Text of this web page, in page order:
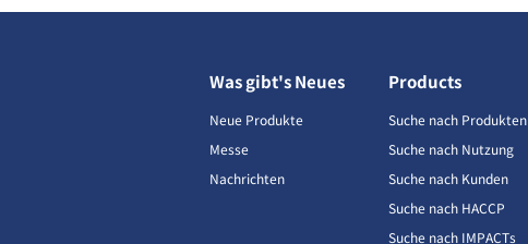
Was gibt's Neues
Neue Produkte
Messe
Nachrichten
Products
Suche nach Produkten
Suche nach Nutzung
Suche nach Kunden
Suche nach HACCP
Suche nach IMPACTs